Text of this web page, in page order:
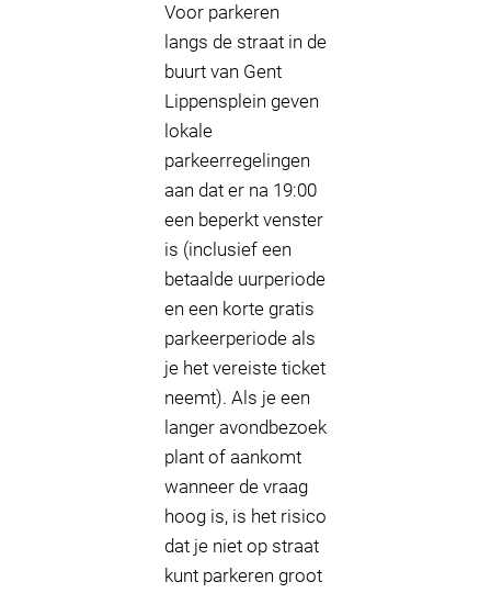
Voor parkeren
langs de straat in de
buurt van Gent
Lippensplein geven
lokale
parkeerregelingen
aan dat er na 19:00
een beperkt venster
is (inclusief een
betaalde uurperiode
en een korte gratis
parkeerperiode als
je het vereiste ticket
neemt). Als je een
langer avondbezoek
plant of aankomt
wanneer de vraag
hoog is, is het risico
dat je niet op straat
kunt parkeren groot